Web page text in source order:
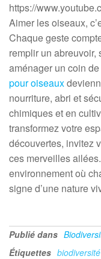
https://
Aimer les oiseaux,
Chaque geste
remplir un
aménager un coin
pour oiseaux
nourriture, abri et
chimiques et en
transformez votre
découvertes, invitez
ces merveilles
environnement où
signe d’une nature
Publié dans
Étiquettes biodiversité